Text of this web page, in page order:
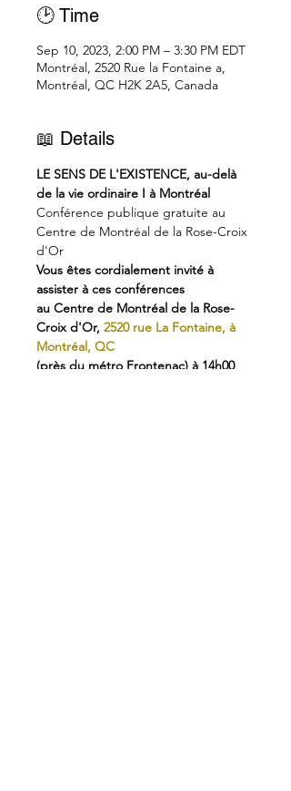
🕑 Time
Sep 10, 2023, 2:00 PM – 3:30 PM EDT
Montréal, 2520 Rue la Fontaine a,
Montréal, QC H2K 2A5, Canada
📖 Details
LE SENS DE L'EXISTENCE, au-delà
de la vie ordinaire I à Montréal
Conférence publique gratuite au
Centre de Montréal de la Rose-Croix
d'Or
Vous êtes cordialement invité à
assister à ces conférences
au Centre de Montréal de la Rose-
Croix d'Or, 2520 rue La Fontaine, à
Montréal, QC
(près du métro Frontenac) à 14h00